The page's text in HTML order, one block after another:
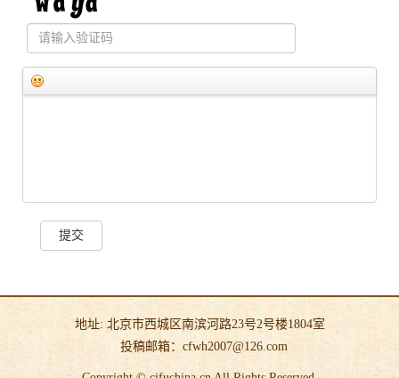
提交
地址: 北京市西城区南滨河路23号2号楼1804室
投稿邮箱：cfwh2007@126.com